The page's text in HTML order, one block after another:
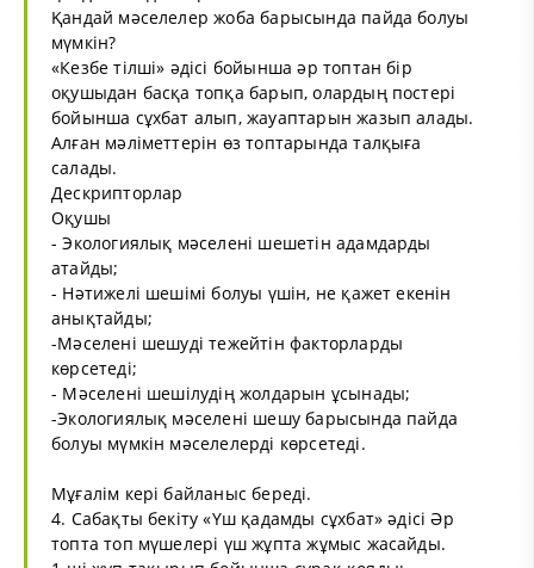
Қандай мәселелер жоба барысында пайда болуы
мүмкін?
«Кезбе тілші» әдісі бойынша әр топтан бір
оқушыдан басқа топқа барып, олардың постері
бойынша сұхбат алып, жауаптарын жазып алады.
Алған мәліметтерін өз топтарында талқыға
салады.
Дескрипторлар
Оқушы
- Экологиялық мәселені шешетін адамдарды
атайды;
- Нәтижелі шешімі болуы үшін, не қажет екенін
анықтайды;
-Мәселені шешуді тежейтін факторларды
көрсетеді;
- Мәселені шешілудің жолдарын ұсынады;
-Экологиялық мәселені шешу барысында пайда
болуы мүмкін мәселелерді көрсетеді.
Мұғалім кері байланыс береді.
4. Сабақты бекіту «Үш қадамды сұхбат» әдісі Әр
топта топ мүшелері үш жұпта жұмыс жасайды.